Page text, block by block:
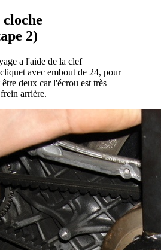
2)
a l'aide de la clef
avec embout de 24, pour
deux car l'écrou est très
arrière.